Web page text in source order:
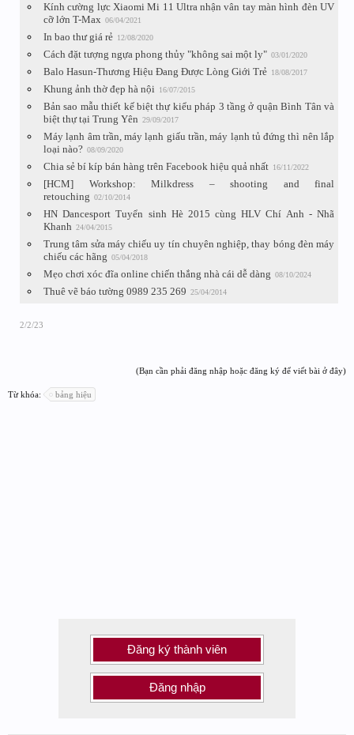
Kính cường lực Xiaomi Mi 11 Ultra nhận vân tay màn hình đèn UV
cỡ lớn T-Max 06/04/2021
In bao thư giá rẻ 12/08/2020
Cách đặt tượng ngựa phong thủy "không sai một ly" 03/01/2020
Balo Hasun-Thương Hiệu Đang Được Lòng Giới Trẻ 18/08/2017
Khung ảnh thờ đẹp hà nội 16/07/2015
Bản sao mẫu thiết kế biệt thự kiểu pháp 3 tầng ở quận Bình Tân và
biệt thự tại Trung Yên 29/09/2017
Máy lạnh âm trần, máy lạnh giấu trần, máy lạnh tủ đứng thì nên lắp
loại nào? 08/09/2020
Chia sẻ bí kíp bán hàng trên Facebook hiệu quả nhất 16/11/2022
[HCM] Workshop: Milkdress – shooting and final
retouching 02/10/2014
HN Dancesport Tuyển sinh Hè 2015 cùng HLV Chí Anh - Nhã
Khanh 24/04/2015
Trung tâm sửa máy chiếu uy tín chuyên nghiệp, thay bóng đèn máy
chiếu các hãng 05/04/2018
Mẹo chơi xóc đĩa online chiến thắng nhà cái dễ dàng 08/10/2024
Thuê vẽ báo tường 0989 235 269 25/04/2014
2/2/23
(Bạn cần phải đăng nhập hoặc đăng ký để viết bài ở đây)
Từ khóa: bảng hiệu
Đăng ký thành viên
Đăng nhập